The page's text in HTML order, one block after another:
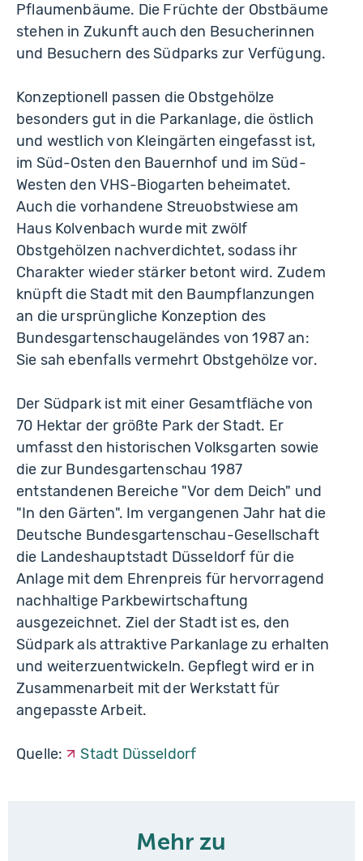
Pflaumenbäume. Die Früchte der Obstbäume
stehen in Zukunft auch den Besucherinnen
und Besuchern des Südparks zur Verfügung.
Konzeptionell passen die Obstgehölze
besonders gut in die Parkanlage, die östlich
und westlich von Kleingärten eingefasst ist,
im Süd-Osten den Bauernhof und im Süd-
Westen den VHS-Biogarten beheimatet.
Auch die vorhandene Streuobstwiese am
Haus Kolvenbach wurde mit zwölf
Obstgehölzen nachverdichtet, sodass ihr
Charakter wieder stärker betont wird. Zudem
knüpft die Stadt mit den Baumpflanzungen
an die ursprüngliche Konzeption des
Bundesgartenschaugeländes von 1987 an:
Sie sah ebenfalls vermehrt Obstgehölze vor.
Der Südpark ist mit einer Gesamtfläche von
70 Hektar der größte Park der Stadt. Er
umfasst den historischen Volksgarten sowie
die zur Bundesgartenschau 1987
entstandenen Bereiche "Vor dem Deich" und
"In den Gärten". Im vergangenen Jahr hat die
Deutsche Bundesgartenschau-Gesellschaft
die Landeshauptstadt Düsseldorf für die
Anlage mit dem Ehrenpreis für hervorragend
nachhaltige Parkbewirtschaftung
ausgezeichnet. Ziel der Stadt ist es, den
Südpark als attraktive Parkanlage zu erhalten
und weiterzuentwickeln. Gepflegt wird er in
Zusammenarbeit mit der Werkstatt für
angepasste Arbeit.
Quelle: Stadt Düsseldorf
Mehr zu